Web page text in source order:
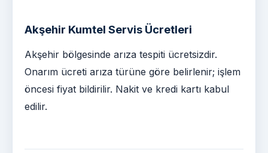
Akşehir Kumtel Servis Ücretleri
Akşehir bölgesinde arıza tespiti ücretsizdir.
Onarım ücreti arıza türüne göre belirlenir; işlem
öncesi fiyat bildirilir. Nakit ve kredi kartı kabul
edilir.